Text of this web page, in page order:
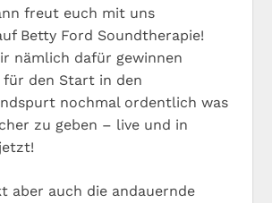
freut euch mit uns
Betty Ford Soundtherapie!
nämlich dafür gewinnen
für den Start in den
nochmal ordentlich was
zu geben – live und in
aber auch die andauernde